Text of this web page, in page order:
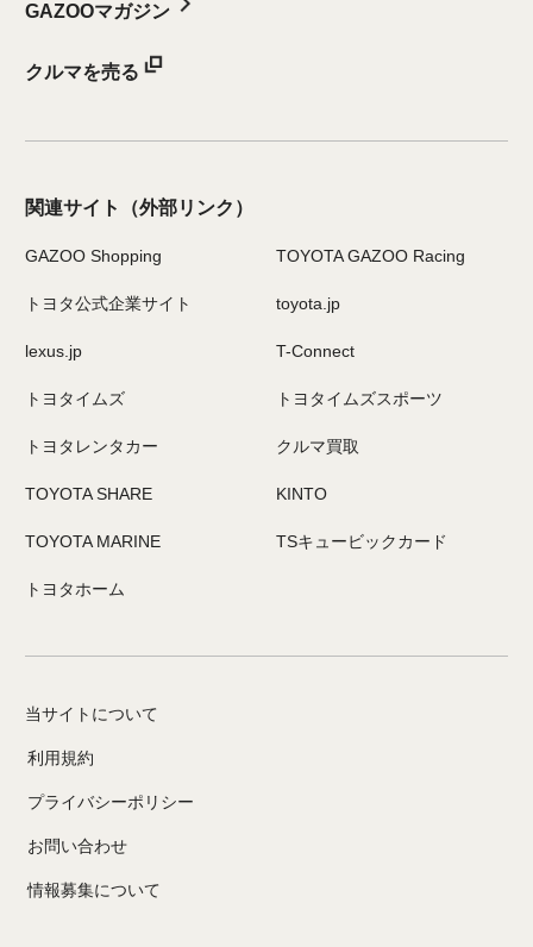
GAZOOマガジン
クルマを売る
関連サイト （外部リンク）
GAZOO Shopping TOYOTA GAZOO Racing
トヨタ公式企業サイト toyota.jp
lexus.jp T-Connect
トヨタイムズ トヨタイムズスポーツ
トヨタレンタカー クルマ買取
TOYOTA SHARE KINTO
TOYOTA MARINE TSキュービックカード
トヨタホーム
当サイトについて
利用規約
プライバシーポリシー
お問い合わせ
情報募集について